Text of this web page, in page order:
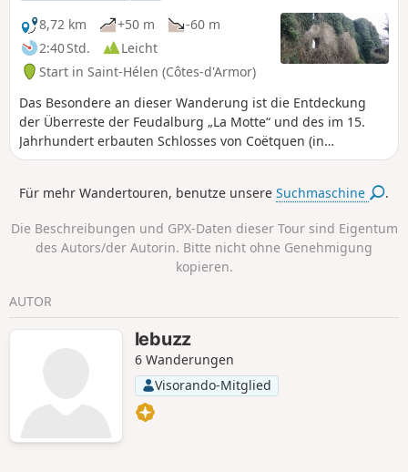
8,72 km
+50 m
-60 m
2:40 Std.
Leicht
Start in Saint-Hélen (Côtes-d'Armor)
Das Besondere an dieser Wanderung ist die Entdeckung
der Überreste der Feudalburg „La Motte“ und des im 15.
Jahrhundert erbauten Schlosses von Coëtquen (in
Privatbesitz). Die Route führt über kleine Straßen sowie
„weißer Wald“ übersetzen. Die Coëtquen waren
eingingen.
Für mehr Wandertouren, benutze unsereSuchmaschine .
Die Beschreibungen und GPX-Daten dieser Tour sind Eigentum
des Autors/der Autorin. Bitte nicht ohne Genehmigung
kopieren.
AUTOR
lebuzz
6 Wanderungen
Visorando-Mitglied